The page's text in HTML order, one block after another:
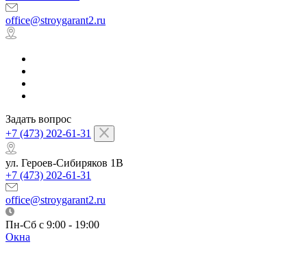
office@stroygarant2.ru
Задать вопрос
+7 (473) 202-61-31
ул. Героев-Сибиряков 1В
+7 (473) 202-61-31
office@stroygarant2.ru
Пн-Сб с 9:00 - 19:00
Окна